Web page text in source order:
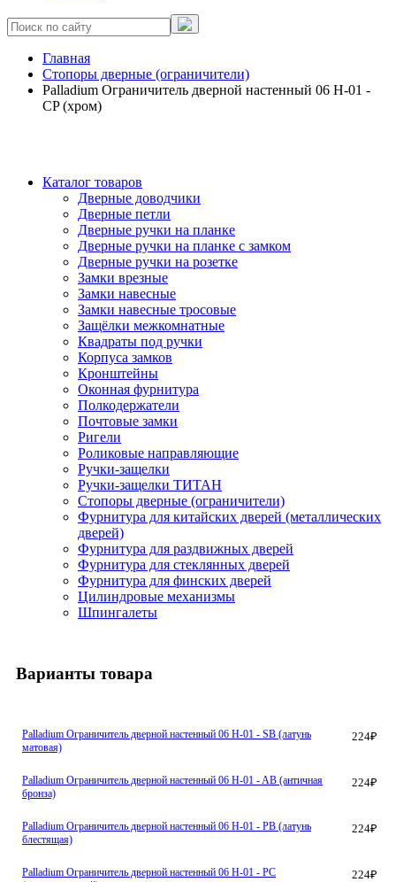
Главная
Стопоры дверные (ограничители)
Palladium Ограничитель дверной настенный 06 H-01 -
CP (хром)
Каталог товаров
Дверные доводчики
Дверные петли
Дверные ручки на планке
Дверные ручки на планке с замком
Дверные ручки на розетке
Замки врезные
Замки навесные
Замки навесные тросовые
Защёлки межкомнатные
Квадраты под ручки
Корпуса замков
Кронштейны
Оконная фурнитура
Полкодержатели
Почтовые замки
Ригели
Роликовые направляющие
Ручки-защелки
Ручки-защелки ТИТАН
Стопоры дверные (ограничители)
Фурнитура для китайских дверей (металлических
дверей)
Фурнитура для раздвижных дверей
Фурнитура для стеклянных дверей
Фурнитура для финских дверей
Цилиндровые механизмы
Шпингалеты
Варианты товара
Palladium Ограничитель дверной настенный 06 H-01 - SB (латунь
матовая)
224₽
Palladium Ограничитель дверной настенный 06 H-01 - AВ (античная
бронза)
224₽
Palladium Ограничитель дверной настенный 06 H-01 - PB (латунь
блестящая)
224₽
Palladium Ограничитель дверной настенный 06 H-01 - PC
224₽